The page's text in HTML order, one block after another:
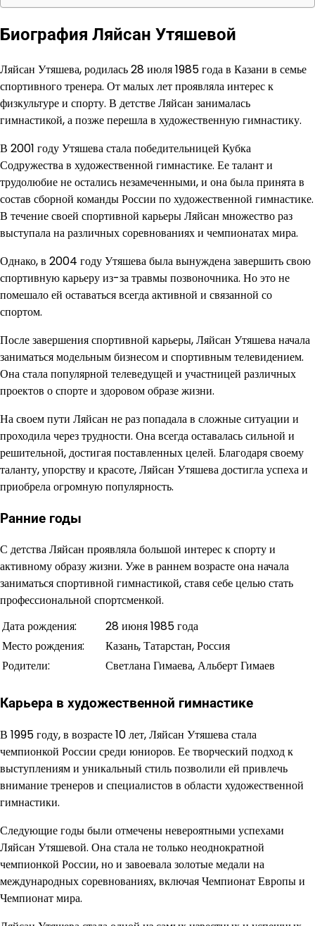
Биография Ляйсан Утяшевой
Ляйсан Утяшева, родилась 28 июля 1985 года в Казани в семье
спортивного тренера. От малых лет проявляла интерес к
физкультуре и спорту. В детстве Ляйсан занималась
гимнастикой, а позже перешла в художественную гимнастику.
В 2001 году Утяшева стала победительницей Кубка
Содружества в художественной гимнастике. Ее талант и
трудолюбие не остались незамеченными, и она была принята в
состав сборной команды России по художественной гимнастике.
В течение своей спортивной карьеры Ляйсан множество раз
выступала на различных соревнованиях и чемпионатах мира.
Однако, в 2004 году Утяшева была вынуждена завершить свою
спортивную карьеру из-за травмы позвоночника. Но это не
помешало ей оставаться всегда активной и связанной со
спортом.
После завершения спортивной карьеры, Ляйсан Утяшева начала
заниматься модельным бизнесом и спортивным телевидением.
Она стала популярной телеведущей и участницей различных
проектов о спорте и здоровом образе жизни.
На своем пути Ляйсан не раз попадала в сложные ситуации и
проходила через трудности. Она всегда оставалась сильной и
решительной, достигая поставленных целей. Благодаря своему
таланту, упорству и красоте, Ляйсан Утяшева достигла успеха и
приобрела огромную популярность.
Ранние годы
С детства Ляйсан проявляла большой интерес к спорту и
активному образу жизни. Уже в раннем возрасте она начала
заниматься спортивной гимнастикой, ставя себе целью стать
профессиональной спортсменкой.
Дата рождения:
28 июня 1985 года
Место рождения:
Казань, Татарстан, Россия
Родители:
Светлана Гимаева, Альберт Гимаев
Карьера в художественной гимнастике
В 1995 году, в возрасте 10 лет, Ляйсан Утяшева стала
чемпионкой России среди юниоров. Ее творческий подход к
выступлениям и уникальный стиль позволили ей привлечь
внимание тренеров и специалистов в области художественной
гимнастики.
Следующие годы были отмечены невероятными успехами
Ляйсан Утяшевой. Она стала не только неоднократной
чемпионкой России, но и завоевала золотые медали на
международных соревнованиях, включая Чемпионат Европы и
Чемпионат мира.